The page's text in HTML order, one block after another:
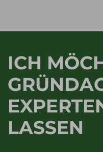
ICH
LASSEN